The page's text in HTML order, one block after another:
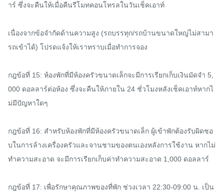
าร์ ซึ่งจะคืนให้เมื่อคืนรีโมทคอนโทรลในวันเช็คเอาท์
เนื่องจากข้อจำกัดด้านความสูง (รถบรรทุก/รถบ้านขนาดใหญ่ไม่สามา
รถเข้าได้) โปรดแจ้งให้เราทราบเมื่อทำการจอง
กฎข้อที่ 15: ห้องพักที่มีห้องครัวขนาดเล็กจะมีการเรียกเก็บเงินมัดจำ 5,
000 ดอลลาร์ต่อห้อง ซึ่งจะคืนให้ภายใน 24 ชั่วโมงหลังเช็คเอาท์หากไ
ม่มีปัญหาใดๆ
กฎข้อที่ 16: สำหรับห้องพักที่มีห้องครัวขนาดเล็ก ผู้เข้าพักต้องรับผิดชอ
บในการล้างเครื่องครัวและจานชามของตนเองหลังการใช้งาน หากไม่
ทำความสะอาด จะมีการเรียกเก็บค่าทำความสะอาด 1,000 ดอลลาร์
กฎข้อที่ 17: เพื่อรักษาคุณภาพของที่พัก ช่วงเวลา 22:30-09:00 น. เป็น